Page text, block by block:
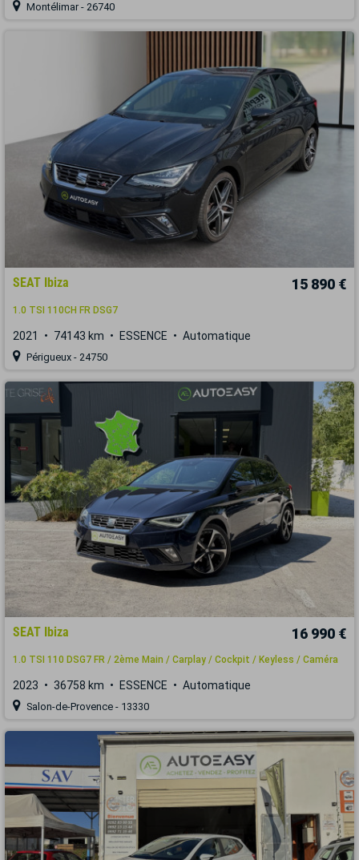
Montélimar - 26740
SEAT Ibiza 15 890 €
1.0 TSI 110CH FR DSG7
2021 74143 km ESSENCE Automatique
Périgueux - 24750
SEAT Ibiza 16 990 €
1.0 TSI 110 DSG7 FR / 2ème Main / Carplay / Cockpit / Keyless / Caméra
2023 36758 km ESSENCE Automatique
Salon-de-Provence - 13330